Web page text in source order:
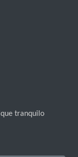
tranquilo